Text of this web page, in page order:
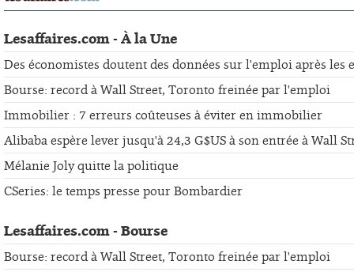
Lesaffaires.com - À la Une
Des économistes doutent des données sur l'emploi après
Bourse: record à Wall Street, Toronto freinée par l'emploi
Immobilier : 7 erreurs coûteuses à éviter en immobilier
Alibaba espère lever jusqu'à 24,3 G$US à son entrée à Wall
Mélanie Joly quitte la politique
CSeries: le temps presse pour Bombardier
Lesaffaires.com - Bourse
Bourse: record à Wall Street, Toronto freinée par l'emploi